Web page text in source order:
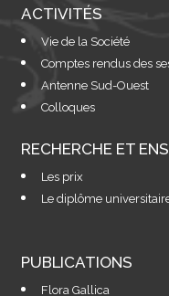
ACTIVITÉS
Vie de la Société
Comptes rendus des
Antenne Sud-Ouest
Colloques
RECHERCHE ET
Les prix
Le diplôme
PUBLICATIONS
Flora Gallica